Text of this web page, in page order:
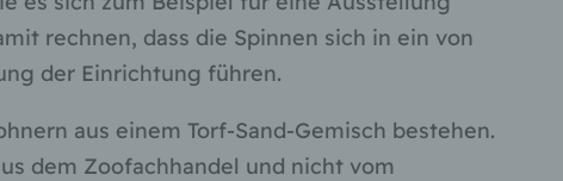
rechnen, dass die Spinnen sich in ein von
der Einrichtung führen.
aus einem Torf-Sand-Gemisch bestehen.
dem Zoofachhandel und nicht vom